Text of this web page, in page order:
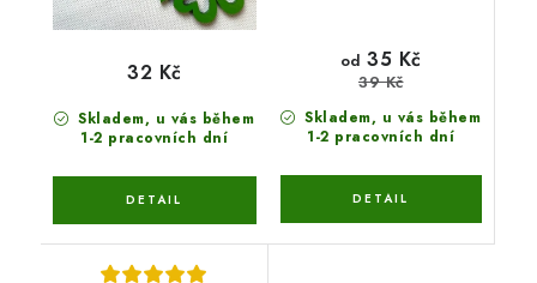
Skladem, u vás během
1-2 pracovních dní
32 Kč
Skladem, u vás během
1-2 pracovních dní
od 35 Kč
39 Kč